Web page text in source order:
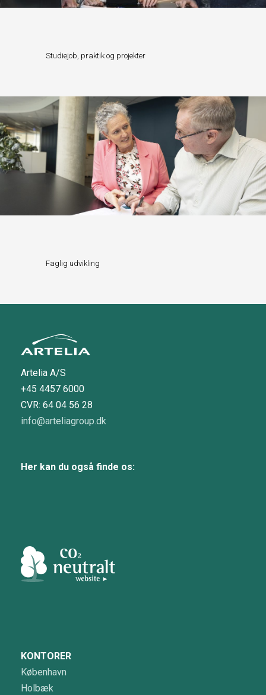
Studiejob, praktik og projekter
Faglig udvikling
Artelia A/S
+45 4457 6000
CVR: 64 04 56 28
info@arteliagroup.dk
Her kan du også finde os:
KONTORER
København
Holbæk